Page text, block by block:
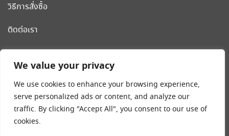
We value your privacy
We use cookies to enhance your browsing experience,
serve personalized ads or content, and analyze our
traffic. By clicking "Accept All", you consent to our use of
cookies.
โรงงานผลิต รถเข็นสแตนเลส รถเข็นโรงแรม เครื่องมือและอุปกรณ์
ทำความสะอาด น้ำยาทำความสะอาด
Tel:02-018-4540-8
มือถือ089-203-2546
วิธีการสั่งซื้อ
ติดต่อเรา